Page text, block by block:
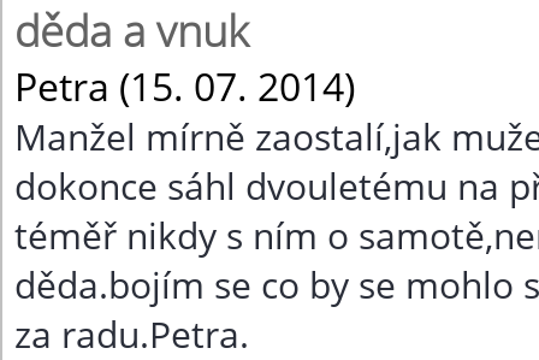
děda a vnuk
Petra (15. 07. 2014)
Manžel mírně zaostalí,jak
dokonce sáhl dvouletému na
téměř nikdy s ním o
děda.bojím se co by se mohlo
za radu.Petra.